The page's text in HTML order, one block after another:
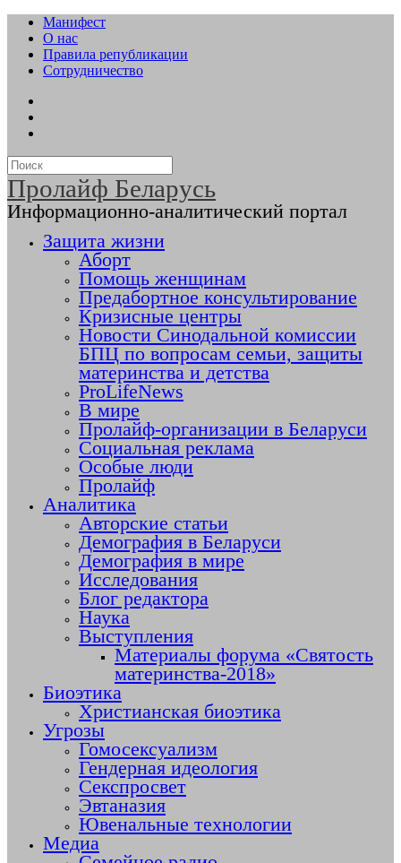
Манифест
О нас
Правила републикации
Сотрудничество
Пролайф Беларусь
Информационно-аналитический портал
Защита жизни
Аборт
Помощь женщинам
Предабортное консультирование
Кризисные центры
Новости Синодальной комиссии
БПЦ по вопросам семьи, защиты
материнства и детства
ProLifeNews
В мире
Пролайф-организации в Беларуси
Социальная реклама
Особые люди
Пролайф
Аналитика
Авторские статьи
Демография в Беларуси
Демография в мире
Исследования
Блог редактора
Наука
Выступления
Материалы форума «Святость
материнства-2018»
Биоэтика
Христианская биоэтика
Угрозы
Гомосексуализм
Гендерная идеология
Секспросвет
Эвтаназия
Ювенальные технологии
Медиа